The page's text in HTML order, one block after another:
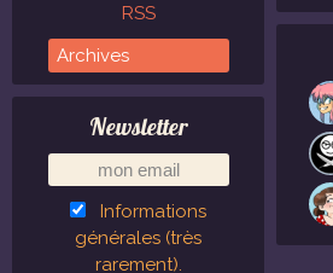
RSS
Newsletter
Informations
générales (très
rarement).